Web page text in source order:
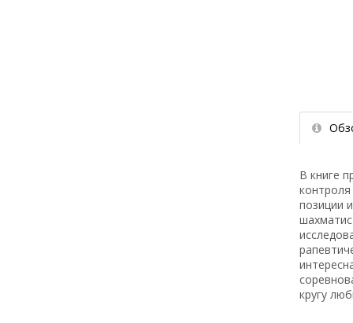
В книге
позиции
кругу